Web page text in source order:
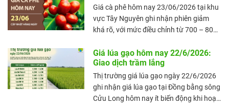
lúa và gạo, trong khi hoạt động thu mua
diễn ra đều đặn. Đáng chú ý, xuất khẩu
gạo sang Trung Quốc đang có dấu hiệu
tâm lý thị trường.
Giá cà phê hôm nay 23/06/2026 tại khu
vực Tây Nguyên ghi nhận phiên giảm
khá rõ, với mức điều chỉnh từ 700 – 800
Giá trung bình toàn vùng còn 88.600
đồng/kg, cho thấy thị trường nội địa
đang chịu áp lực giảm sau giai đoạn duy
trì quanh vùng cao sát mốc 90.000
đồng/kg.
Giá lúa gạo hôm nay 22/6/2026:
Giao dịch trầm lắng
Thị trường giá lúa gạo ngày 22/6/2026
ghi nhận giá lúa gạo tại Đồng bằng sông
Cửu Long hôm nay ít biến động khi hoạt